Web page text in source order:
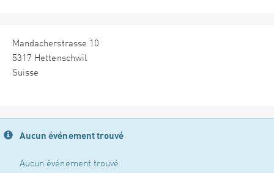
Mandacherstrasse 10
5317 Hettenschwil
Suisse
Aucun événement trouvé
Aucun événement trouvé